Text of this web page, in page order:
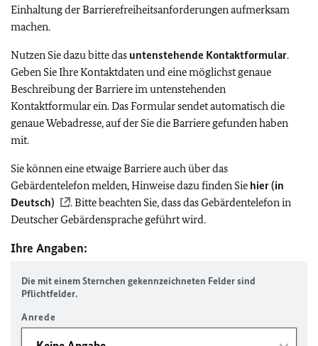
Einhaltung der Barrierefreiheitsanforderungen aufmerksam
machen.
Nutzen Sie dazu bitte das untenstehende Kontaktformular.
Geben Sie Ihre Kontaktdaten und eine möglichst genaue
Beschreibung der Barriere im untenstehenden
Kontaktformular ein. Das Formular sendet automatisch die
genaue Webadresse, auf der Sie die Barriere gefunden haben
mit.
Sie können eine etwaige Barriere auch über das
Gebärdentelefon melden, Hinweise dazu finden Sie hier (in
Deutsch)
. Bitte beachten Sie, dass das Gebärdentelefon in
Deutscher Gebärdensprache geführt wird.
Ihre Angaben:
Die mit einem Sternchen gekennzeichneten Felder sind
Pflichtfelder.
Anrede